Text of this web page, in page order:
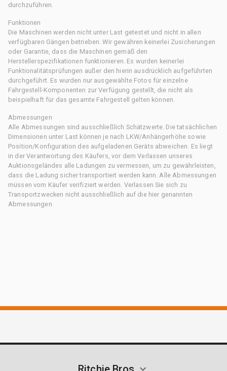
durchzuführen.
Funktionen
Die Maschinen werden nicht unter Last getestet und nicht in allen
verfügbaren Gängen betrieben. Wir gewähren keinerlei Zusicherungen
oder Garantie, dass die Maschinen gemäß den
Herstellerspezifikationen funktionieren. Es wurden keinerlei
Funktionalitätsprüfungen außer den hierin ausdrücklich aufgeführten
durchgeführt. Es wurden nur ausgewählte Fotos für einzelne
Fahrgestell-Komponenten zur Verfügung gestellt, die nicht als
beispielhaft für das gesamte Fahrgestell gelten können.
Abmessungen
Alle Abmessungen sind ausschließlich Schätzwerte. Die tatsächlichen
Dimensionen unter Last können je nach LKW/Anhängerhöhe sowie
Position/Konfiguration des aufgeladenen Geräts abweichen. Es liegt
in der Verantwortung des Käufers, vor dem Verlassen unseres
Auktionsgeländes alle Ladungen zu vermessen, um zu gewährleisten,
dass die Ladung sicher transportiert werden kann. Alle Abmessungen
müssen vom Käufer verifiziert werden. Verlassen Sie sich zu
Transportzwecken nicht ausschließlich auf die hier genannten
Abmessungen.